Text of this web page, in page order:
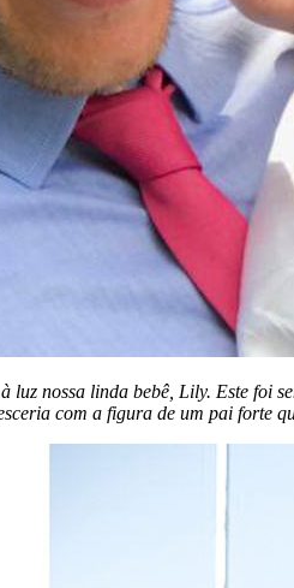
luz nossa linda bebê, Lily. Este
com a figura de um pai forte